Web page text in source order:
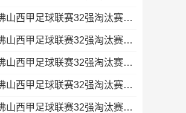
08月04日佛山西甲足球联赛32强淘汰赛藝品高國際VS湛江狂狼·粵辉能源全场录像
08月04日佛山西甲足球联赛32强淘汰赛广东西南建设VS香港圣徒全场录像
08月04日佛山西甲足球联赛32强淘汰赛肇庆恒骏成VS三七互娱全场录像
08月03日佛山西甲足球联赛32强淘汰赛广东客家青年VS广州英华思力U17全场录像
08月03日佛山西甲足球联赛32强淘汰赛大塘控股VS茂名市点都得全场录像